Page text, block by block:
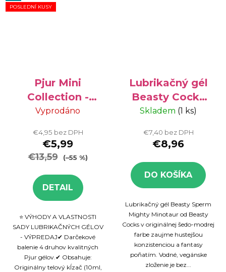
POSLEDNÍ KUSY
Pjur Mini
Collection -
lubrikačné gély,
Vyprodáno
€4,95 bez DPH
€5,99
€13,59 (–55 %)
DETAIL
⭐ VÝHODY A VLASTNOSTI
SADY LUBRIKAČNÝCH GÉLOV
- VÝPREDAJ✔ Darčekové
balenie 4 druhov kvalitných
Pjur gélov.✔ Obsahuje:
Originálny telový kĺzač (10ml,
Lubrikačný gél
Beasty Cocks
Sperm 250 ml
Skladem (1 ks)
€7,40 bez DPH
€8,96
DO KOŠÍKA
Lubrikačný gél Beasty Sperm
Mighty Minotaur od Beasty
Cocks v originálnej šedo-modrej
farbe zaujme hustejšou
konzistenciou a fantasy
poňatím. Vodné, vegánske
zloženie je bez...